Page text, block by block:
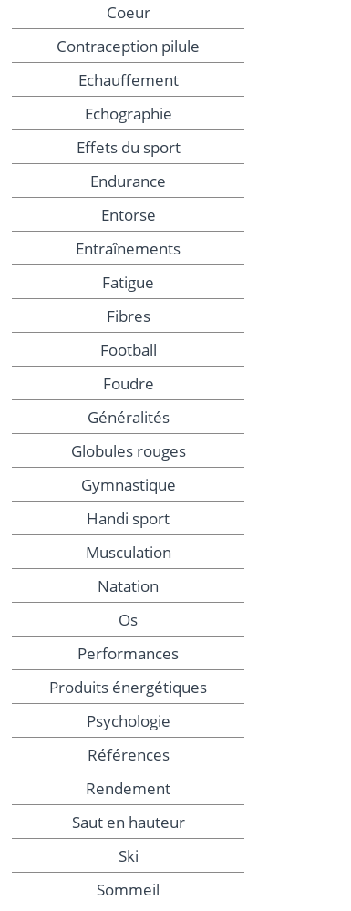
Coeur
Contraception pilule
Echauffement
Echographie
Effets du sport
Endurance
Entorse
Entraînements
Fatigue
Fibres
Football
Foudre
Généralités
Globules rouges
Gymnastique
Handi sport
Musculation
Natation
Os
Performances
Produits énergétiques
Psychologie
Références
Rendement
Saut en hauteur
Ski
Sommeil